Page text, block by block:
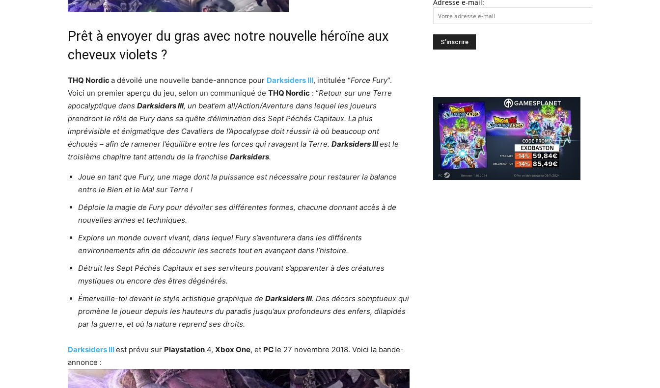
Prêt à envoyer du gras avec notre nouvelle héroïne aux
cheveux violets ?
THQ Nordica dévoilé une nouvelle bande-annonce pour Darksiders III, intitulée “Force Fury“.
Voici un premier aperçu du jeu, selon un communiqué de THQ Nordic : “Retour sur une Terre
apocalyptique dans Darksiders III, un beat’em all/Action/Aventure dans lequel les joueurs
prendront le rôle de Fury dans sa quête d’élimination des Sept Péchés Capitaux. La plus
imprévisible et énigmatique des Cavaliers de l’Apocalypse doit réussir là où beaucoup ont
échoués – afin de ramener l’équilibre entre les forces qui ravagent la Terre. Darksiders IIIest le
troisième chapitre tant attendu de la franchise Darksiders.
Joue en tant que Fury, une mage dont la puissance est nécessaire pour restaurer la balance
entre le Bien et le Mal sur Terre !
Déploie la magie de Fury pour dévoiler ses différentes formes, chacune donnant accès à de
nouvelles armes et techniques.
Explore un monde ouvert vivant, dans lequel Fury s’aventurera dans les différents
environnements afin de découvrir les secrets tout en avançant dans l’histoire.
Détruit les Sept Péchés Capitaux et ses serviteurs pouvant s’apparenter à des créatures
mystiques ou encore des êtres dégénérés.
Émerveille-toi devant le style artistique graphique de Darksiders III. Des décors somptueux qui
promène le joueur depuis les hauteurs du paradis jusqu’aux profondeurs des enfers, dilapidés
par la guerre, et où la nature reprend ses droits.
Darksiders IIIest prévu sur Playstation 4, Xbox One, et PC le 27 novembre 2018. Voici la bande-
annonce :
Adresse e-mail: